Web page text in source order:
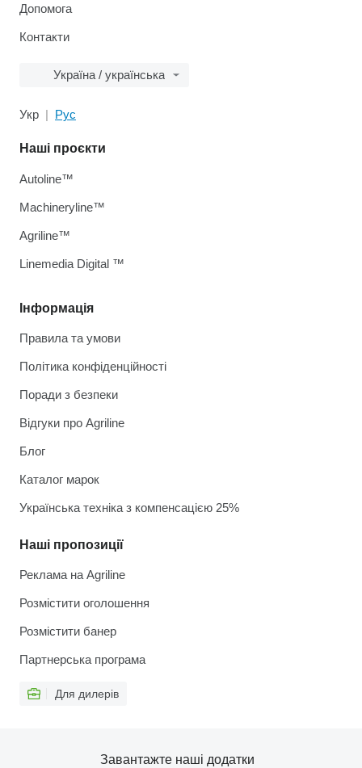
Допомога
Контакти
Україна / українська
Укр Рус
Інформація
Правила та умови
Політика конфіденційності
Поради з безпеки
Відгуки про Agriline
Блог
Каталог марок
Українська техніка з компенсацією 25%
Наші пропозиції
Реклама на Agriline
Розмістити оголошення
Розмістити банер
Партнерська програма
Для дилерів
Наші проєкти
Autoline™
Machineryline™
Agriline™
Linemedia Digital ™
Завантажте наші додатки